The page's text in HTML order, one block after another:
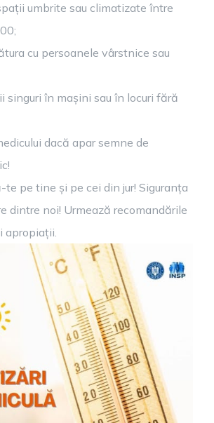
umbrite sau climatizate între
cu persoanele vârstnice sau
singuri în mașini sau în locuri fără
dacă apar semne de
te pe tine și pe cei din jur! Siguranța
dintre noi! Urmează recomandările
apropiații.